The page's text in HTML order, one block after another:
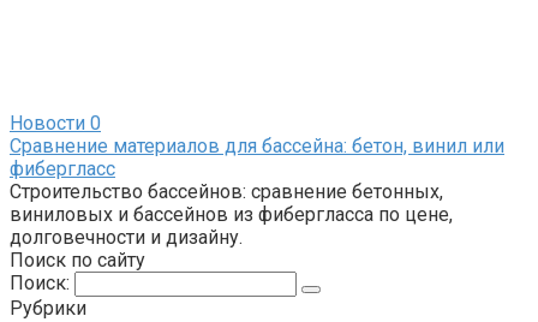
Новости 0
Сравнение материалов для бассейна: бетон, винил или
фибергласс
Строительство бассейнов: сравнение бетонных,
виниловых и бассейнов из фибергласса по цене,
долговечности и дизайну.
Поиск по сайту
Поиск:
Рубрики